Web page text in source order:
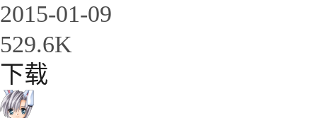
2015-01-09
529.6K
下载